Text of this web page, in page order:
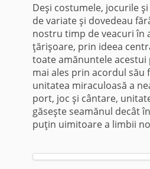
Deşi costumele, jocurile
de variate şi dovedeau
nostru timp de veacuri în
ţărişoare, prin ideea
toate amănuntele acestui
mai ales prin acordul său
unitatea miraculoasă a
port, joc şi cân­tare,
găseşte seamănul decât
puţin uimitoare a limbii